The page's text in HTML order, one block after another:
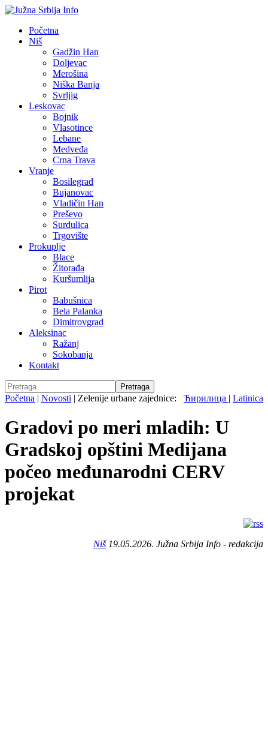
Početna
Niš
Gadžin Han
Doljevac
Merošina
Niška Banja
Svrljig
Leskovac
Bojnik
Vlasotince
Lebane
Medveđa
Crna Trava
Vranje
Bosilegrad
Bujanovac
Vladičin Han
Preševo
Surdulica
Trgovište
Prokuplje
Blace
Žitorađa
Kuršumlija
Pirot
Babušnica
Bela Palanka
Dimitrovgrad
Aleksinac
Ražanj
Sokobanja
Kontakt
Ћирилица | Latinica
Početna | Novosti | Zelenije urbane zajednice:
Gradovi po meri mladih: U
Gradskoj opštini Medijana
počeo međunarodni CERV
projekat
Niš19.05.2026. Južna Srbija Info - redakcija